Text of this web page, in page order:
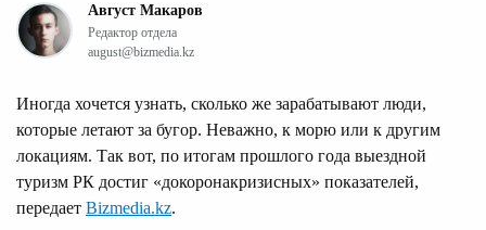
Август Макаров
Редактор отдела
august@bizmedia.kz
Иногда хочется узнать, сколько же зарабатывают люди,
которые летают за бугор. Неважно, к морю или к другим
локациям. Так вот, по итогам прошлого года выездной
туризм РК достиг «докоронакризисных» показателей,
передает Bizmedia.kz.